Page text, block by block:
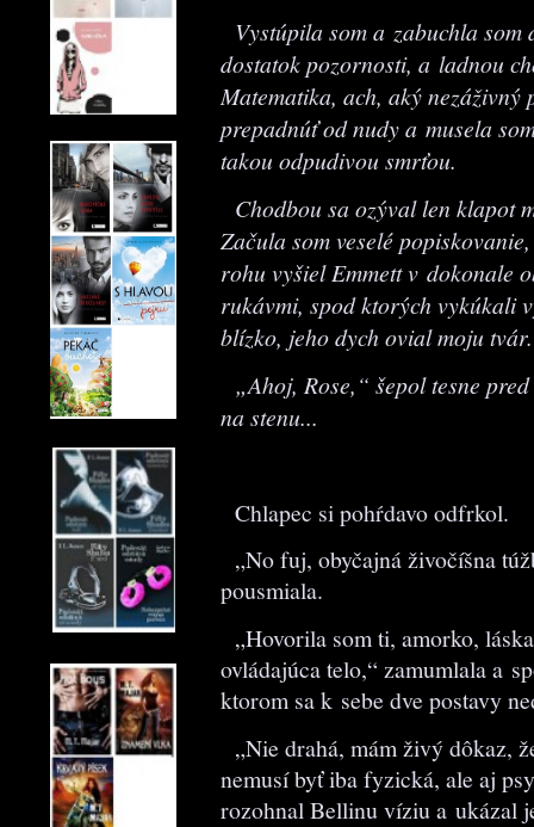
Vystúpila som a zabuchla som
dostatok pozornosti, a ladnou
Matematika, ach, aký
prepadnúť od nudy a musela
takou odpudivou smrťou.
Chodbou sa ozýval len klapot
Začula som veselé
rohu vyšiel Emmett v dokonale
rukávmi, spod ktorých vykúkali
blízko, jeho dych ovial moju tvár.
„Ahoj, Rose,“ šepol tesne
na stenu...
Chlapec si pohŕdavo odfrkol.
„No fuj, obyčajná živočíšna
pousmiala.
„Hovorila som ti, amorko,
ovládajúca telo,“ zamumlala a
ktorom sa k sebe dve postavy
„Nie drahá, mám živý dôkaz,
nemusí byť iba fyzická, ale aj
rozohnal Bellinu víziu a ukázal